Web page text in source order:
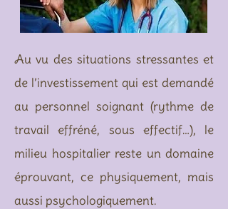
Au vu des situations stressantes et
de l’investissement qui est demandé
au personnel soignant (rythme de
travail effréné, sous effectif…), le
milieu hospitalier reste un domaine
éprouvant, ce physiquement, mais
aussi psychologiquement.